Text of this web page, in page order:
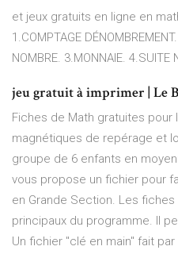
et jeux gratuits en ligne en
1.COMPTAGE
NOMBRE. 3.MONNAIE. 4.SUITE
jeu gratuit à imprimer | Le
Fiches de Math gratuites
magnétiques de repérage et
groupe de 6 enfants en
vous propose un fichier pour
en Grande Section. Les
principaux du programme. Il
Un fichier "clé en main" fait